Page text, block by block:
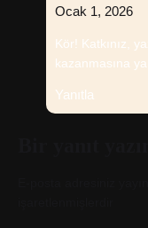
Ocak 1, 2026
Kör! Katkınız,
kazanmasına
Yanıtla